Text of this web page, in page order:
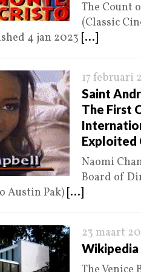
The Count
(Classic
4 jan 2023 [...]
17 februari
Saint
The First
Exploited
Naomi
Board of
Austin Pak) [...]
23 maart
Wikipedia